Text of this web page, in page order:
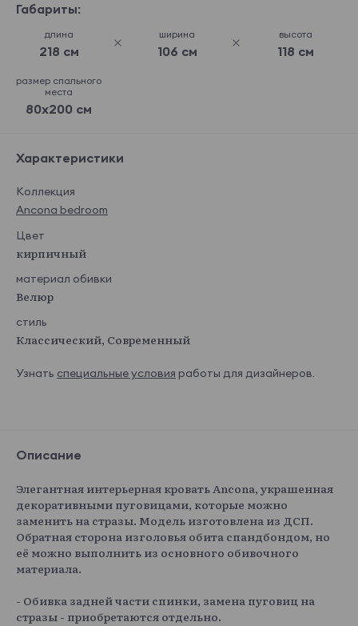
Габариты:
длина
218 см
ширина
106 см
высота
118 см
размер спального
места
80x200 см
Характеристики
Коллекция
Ancona bedroom
Цвет
кирпичный
материал обивки
Велюр
стиль
Классический, Современный
Узнать специальные условия работы для дизайнеров.
Описание
Элегантная интерьерная кровать Ancona, украшенная
декоративными пуговицами, которые можно
заменить на стразы. Модель изготовлена из ДСП.
Обратная сторона изголовья обита спандбондом, но
её можно выполнить из основного обивочного
материала.
- Обивка задней части спинки, замена пуговиц на
стразы - приобретаются отдельно.